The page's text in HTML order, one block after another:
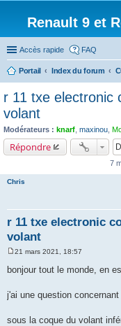
Renault 9 et
Accès rapide FAQ
Portail Index du forum
r 11 txe electronic
volant
Modérateurs : knarf maxinou
Répondre
7
Chris
r 11 txe electronic
volant
s
a
g
21 mars 2021, 18:57
bonjour tout le monde, en
j'ai une question
sous la coque du volant